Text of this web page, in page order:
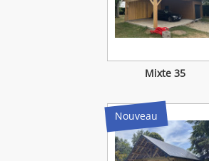
Mixte 35
Nouveau